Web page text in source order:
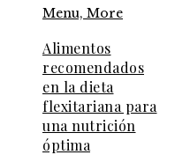
Alimentos
recomendados
en la dieta
flexitariana para
una nutrición
óptima